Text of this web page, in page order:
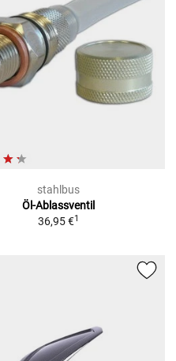
stahlbus
Öl-Ablassventil
36,95 €1